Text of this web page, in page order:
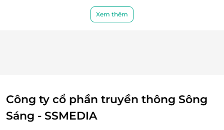
Một khách hàng được mua nhiều e-
Voucher/e-Coupon
nên không gian vừa sang trọng, vừa ấm cúng – phù
hợp cho cả du lịch nghỉ dưỡng lẫn công tác.
Xem thêm
Công ty cổ phần truyền thông Sông
Sáng - SSMEDIA